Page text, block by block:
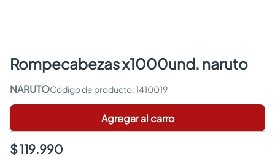
rompecabezas x1000und. naruto
NARUTO :1410019
Agregar al carro
$ 119.990